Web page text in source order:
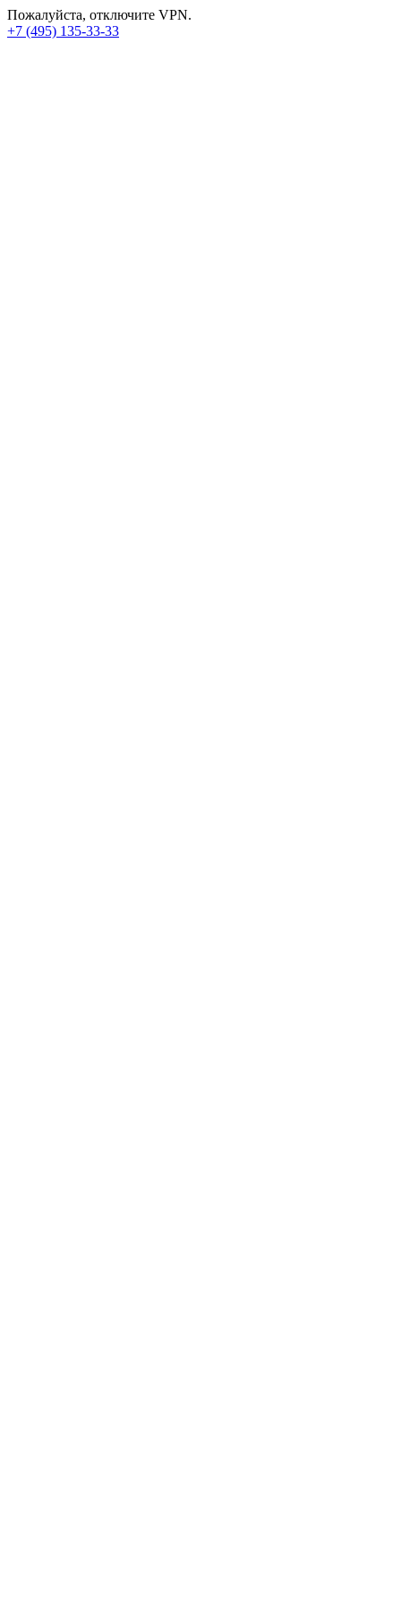
Пожалуйста, отключите VPN.
+7 (495) 135-33-33